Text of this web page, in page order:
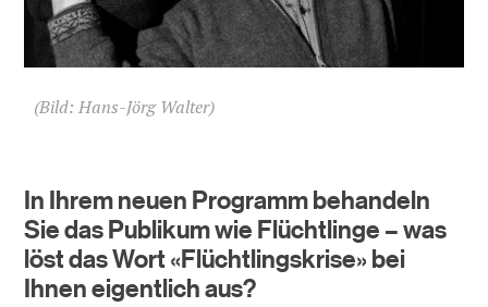
(Bild: Hans-Jörg Walter)
In Ihrem neuen Programm behandeln
Sie das Publikum wie Flüchtlinge – was
löst das Wort «Flüchtlingskrise» bei
Ihnen eigentlich aus?